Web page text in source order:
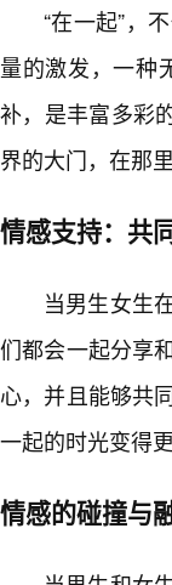
“在一起”，
量的激发，一种
补，是丰富多彩
界的大门，在那
情感支持：共
当男生女生
们都会一起分享
心，并且能够共
一起的时光变得
情感的碰撞与